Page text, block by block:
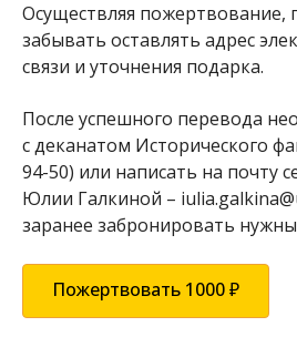
Осуществляя пожертвование,
забывать оставлять адрес
связи и уточнения подарка.
После успешного перевода
с деканатом Исторического
94-50) или написать на почту
Юлии Галкиной –
заранее забронировать
Пожертвовать 1000 ₽